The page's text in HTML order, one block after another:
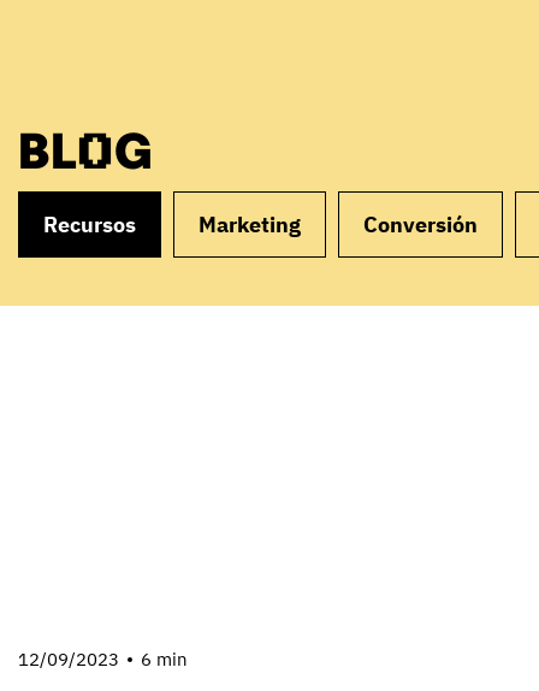
BLOG
Recursos Marketing Conversión
12/09/2023 6 min